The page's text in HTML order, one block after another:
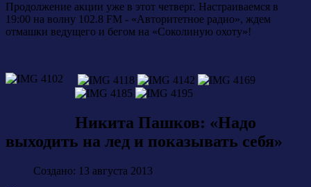
Продолжение акции уже в этот четверг. Настраиваемся в
19:00 на волну 102.8 FM - «Авторитетное радио», ждем
отмашки ведущего и бегом на «Соколиную охоту»!
Никита Пашков: «Надо
выходить на лед и показывать себя»
Создано: 13 августа 2013